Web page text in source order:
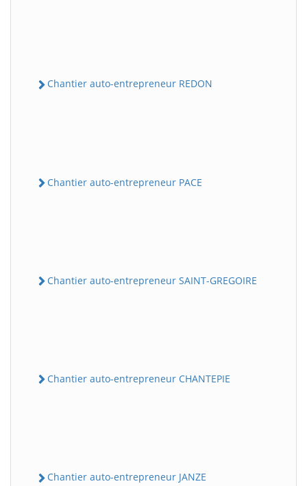
Chantier auto-entrepreneur REDON
Chantier auto-entrepreneur PACE
Chantier auto-entrepreneur SAINT-GREGOIRE
Chantier auto-entrepreneur CHANTEPIE
Chantier auto-entrepreneur JANZE